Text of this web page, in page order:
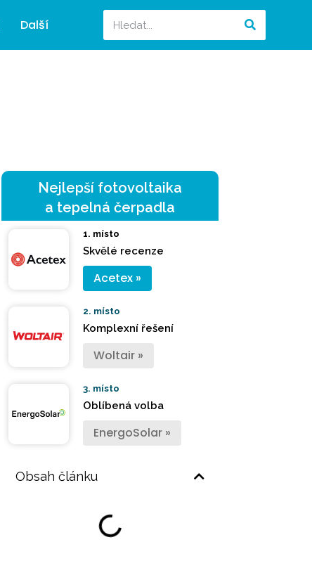
Další
Nejlepší fotovoltaika
a tepelná čerpadla
1. místo
Skvělé recenze
Acetex »
2. místo
Komplexní řešení
Woltair »
3. místo
Oblíbená volba
EnergoSolar »
Obsah článku